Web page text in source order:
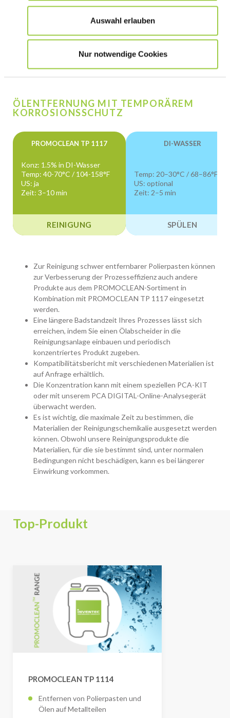
Auswahl erlauben
Nur notwendige Cookies
Prozessempfehlung
Welches Verfahren am besten geeignet ist, hängt von Faktoren
wie den Betriebsbedingungen, der Ausrüstung, der
ÖLENTFERNUNG MIT TEMPORÄREM
KORROSIONSSCHUTZ
PROMOCLEAN TP 1117
Konz: 1.5% in DI-Wasser
Temp: 40-70°C / 104-158°F
US: ja
Zeit: 3–10 min
REINIGUNG
DI-WASSER
Temp: 20–30°C / 68–86°F
US: optional
Zeit: 2–5 min
SPÜLEN
Zur Reinigung schwer entfernbarer Polierpasten können
zur Verbesserung der Prozesseffizienz auch andere
Produkte aus dem PROMOCLEAN-Sortiment in
Kombination mit PROMOCLEAN TP 1117 eingesetzt
werden.
Eine längere Badstandzeit Ihres Prozesses lässt sich
erreichen, indem Sie einen Ölabscheider in die
Reinigungsanlage einbauen und periodisch
konzentriertes Produkt zugeben.
Kompatibilitätsbericht mit verschiedenen Materialien ist
auf Anfrage erhältlich.
Die Konzentration kann mit einem speziellen PCA-KIT
oder mit unserem PCA DIGITAL-Online-Analysegerät
überwacht werden.
Es ist wichtig, die maximale Zeit zu bestimmen, die
Materialien der Reinigungschemikalie ausgesetzt werden
können. Obwohl unsere Reinigungsprodukte die
Materialien, für die sie bestimmt sind, unter normalen
Bedingungen nicht beschädigen, kann es bei längerer
Einwirkung vorkommen.
Top-Produkt
PROMOCLEAN TP 1114
Entfernen von Polierpasten und
Ölen auf Metallteilen